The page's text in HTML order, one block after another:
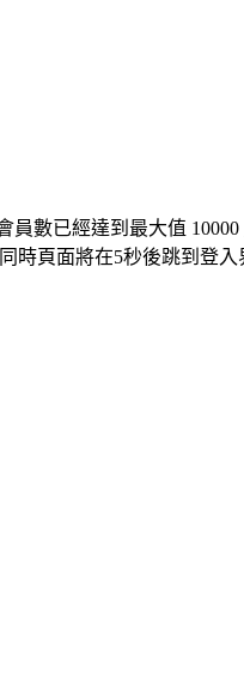
員數已經達到最大值
時頁面將在5秒後跳到登入